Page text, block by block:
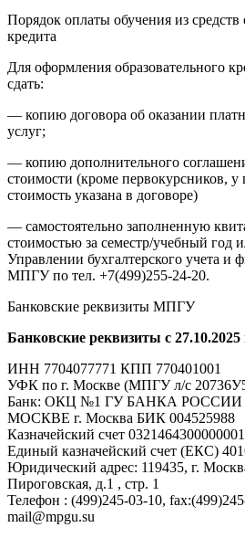
Порядок оплаты обучения из средств
кредита
Для оформления образовательного
сдать:
— копию договора об оказании
услуг;
— копию дополнительного
стоимости (кроме первокурсников, у
стоимость указана в договоре)
— самостоятельно заполненную
стоимостью за семестр/учебный год
Управлении бухгалтерского учета и
МПГУ по тел. +7(499)255-24-20.
Банковские реквизиты МПГУ
Банковские реквизиты с 27.10.2025
ИНН 7704077771 КПП 770401001
УФК по г. Москве (МПГУ л/с
Банк: ОКЦ №1 ГУ БАНКА
МОСКВЕ г. Москва БИК 004525988
Казначейский счет
Единый казначейский счет (ЕКС)
Юридический адрес: 119435, г.
Пироговская, д.1 , стр. 1
Телефон : (499)245-03-10,
mail@mpgu.su